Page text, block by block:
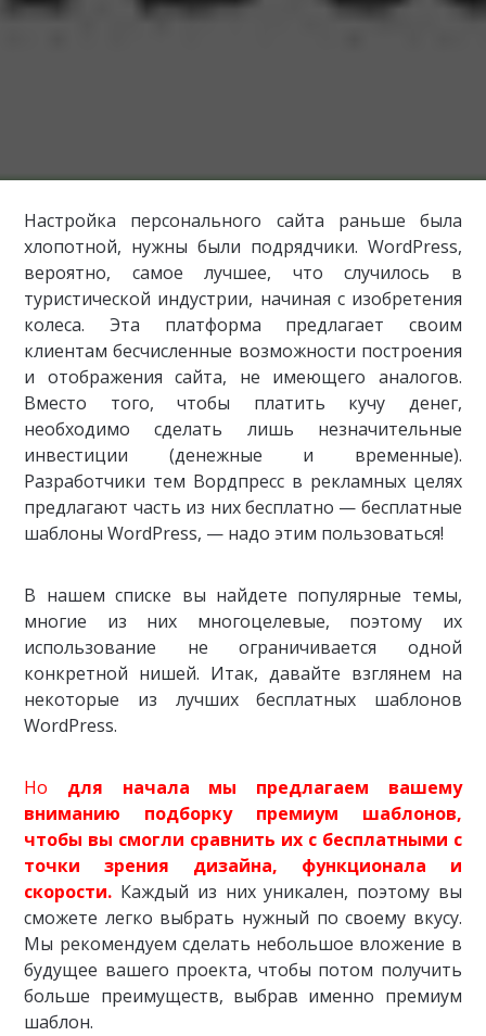
Настройка персонального сайта раньше была
хлопотной, нужны были подрядчики. WordPress,
вероятно, самое лучшее, что случилось в
туристической индустрии, начиная с изобретения
колеса. Эта платформа предлагает своим
клиентам бесчисленные возможности построения
и отображения сайта, не имеющего аналогов.
Вместо того, чтобы платить кучу денег,
необходимо сделать лишь незначительные
инвестиции (денежные и временные).
Разработчики тем Вордпресс в рекламных целях
предлагают часть из них бесплатно — бесплатные
шаблоны WordPress, — надо этим пользоваться!
В нашем списке вы найдете популярные темы,
многие из них многоцелевые, поэтому их
использование не ограничивается одной
конкретной нишей. Итак, давайте взглянем на
некоторые из лучших бесплатных шаблонов
WordPress.
Но для начала мы предлагаем вашему
вниманию подборку премиум шаблонов,
чтобы вы смогли сравнить их с бесплатными с
точки зрения дизайна, функционала и
скорости. Каждый из них уникален, поэтому вы
сможете легко выбрать нужный по своему вкусу.
Мы рекомендуем сделать небольшое вложение в
будущее вашего проекта, чтобы потом получить
больше преимуществ, выбрав именно премиум
шаблон.